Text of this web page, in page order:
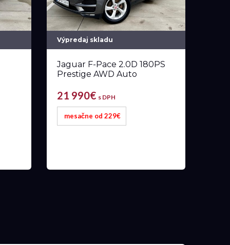
Výpredaj skladu
Jaguar F-Pace 2.0D 180PS
Prestige AWD Auto
21 990€ s DPH
mesačne od 229€